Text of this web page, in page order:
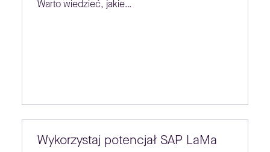
Warto wiedzieć, jakie…
Wykorzystaj potencjał SAP LaMa